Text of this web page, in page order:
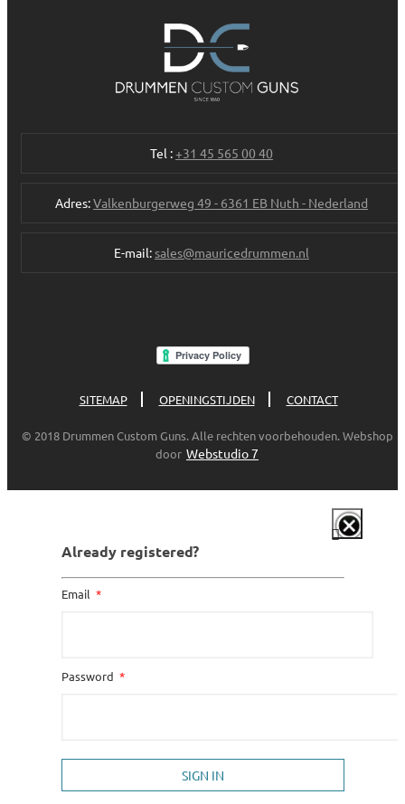
Tel :+31 45 565 00 40
Adres:Valkenburgerweg 49 - 6361 EB Nuth - Nederland
E-mail:sales@mauricedrummen.nl
SITEMAP OPENINGSTIJDEN CONTACT
© 2018 Drummen Custom Guns. Alle rechten voorbehouden. Webshop
door Webstudio 7
Already registered?
Email
Password
SIGN IN